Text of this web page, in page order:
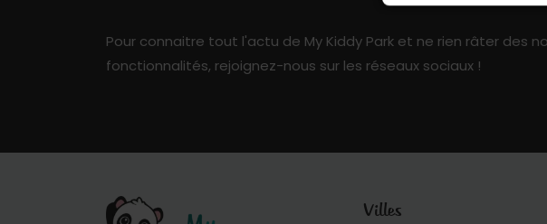
Pour connaitre tout l'actu de My Kiddy Park et ne rien râter des
fonctionnalités, rejoignez-nous sur les réseaux sociaux !
Villes